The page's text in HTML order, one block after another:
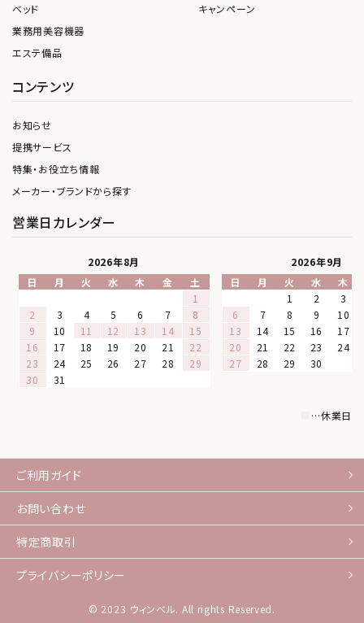
ベッド
業務用美容機器
エステ備品
キャンペーン
コンテンツ
お知らせ
提携サービス
特集・お役立ち情報
メーカー・ブランドから探す
営業日カレンダー
2026年8月
日
月 火 水 木 金
土
1
2
3 4 5 6 7
8
9
10 11 12 13 14
15
16
17 18 19 20 21
22
23
24 25 26 27 28
29
30
31
2026年9月
日
月 火 水
木
1
2
3
6
7 8 9
10
13
14 15 16
17
20
21 22 23
24
27
28 29 30
…休業日
ご利用ガイド
お問い合わせ
特定商取引
プライバシーポリシー
© 2023 ウィンベル. All rights Reserved.